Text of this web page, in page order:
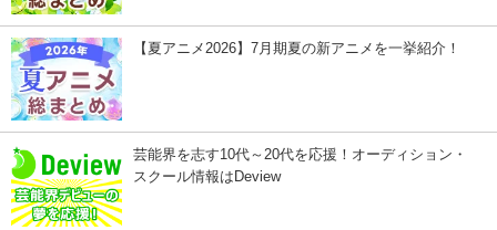
【夏アニメ2026】7月期夏の新アニメを一挙紹介！
芸能界を志す10代～20代を応援！オーディション・
スクール情報はDeview